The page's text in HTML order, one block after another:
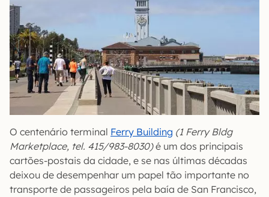
O centenário terminal Ferry Building (1 Ferry Bldg
Marketplace, tel. 415/983-8030)é um dos principais
cartões-postais da cidade, e se nas últimas décadas
deixou de desempenhar um papel tão importante no
transporte de passageiros pela baía de San Francisco,